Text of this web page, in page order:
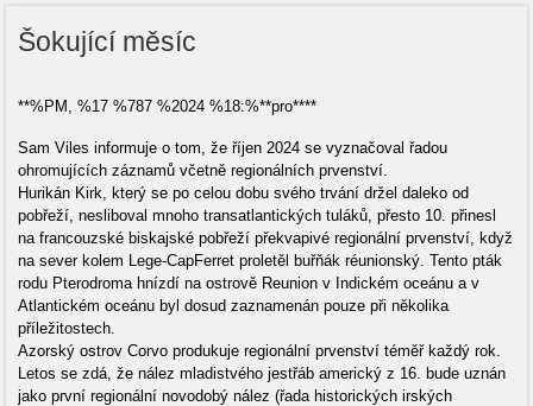
Šokující měsíc
**%PM, %17 %787 %2024 %18:%**pro****
Sam Viles informuje o tom, že říjen 2024 se vyznačoval řadou
ohromujících záznamů včetně regionálních prvenství.
Hurikán Kirk, který se po celou dobu svého trvání držel daleko od
pobřeží, nesliboval mnoho transatlantických tuláků, přesto 10. přinesl
na francouzské biskajské pobřeží překvapivé regionální prvenství, když
na sever kolem Lege-CapFerret proletěl buřňák réunionský. Tento pták
rodu Pterodroma hnízdí na ostrově Reunion v Indickém oceánu a v
Atlantickém oceánu byl dosud zaznamenán pouze při několika
příležitostech.
Azorský ostrov Corvo produkuje regionální prvenství téměř každý rok.
Letos se zdá, že nález mladistvého jestřáb americký z 16. bude uznán
jako první regionální novodobý nález (řada historických irských